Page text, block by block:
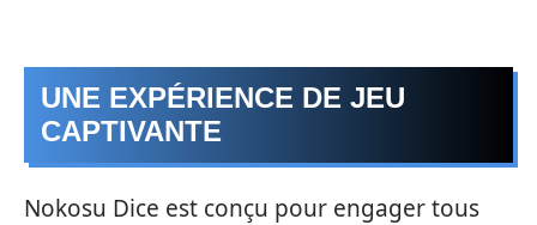
UNE EXPÉRIENCE DE JEU
CAPTIVANTE
Nokosu Dice est conçu pour engager tous